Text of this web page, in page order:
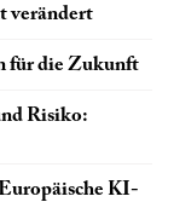
verändert
für die Zukunft
Risiko:
KI-